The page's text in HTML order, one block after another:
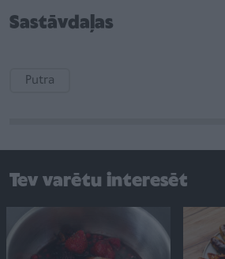
Sastāvdaļas
Putra
Tev varētu interesēt